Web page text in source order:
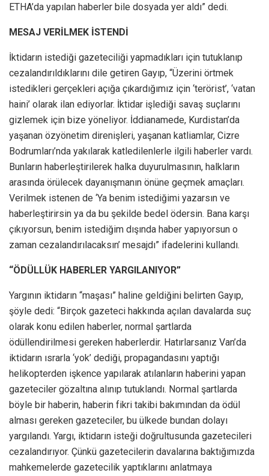
ETHA’da yapılan haberler bile dosyada yer aldı” dedi.
MESAJ VERİLMEK İSTENDİ
İktidarın istediği gazeteciliği yapmadıkları için tutuklanıp
cezalandırıldıklarını dile getiren Gayıp, “Üzerini örtmek
istedikleri gerçekleri açığa çıkardığımız için ‘terörist’, ‘vatan
haini’ olarak ilan ediyorlar. İktidar işlediği savaş suçlarını
gizlemek için bize yöneliyor. İddianamede, Kurdistan’da
yaşanan özyönetim direnişleri, yaşanan katliamlar, Cizre
Bodrumları’nda yakılarak katledilenlerle ilgili haberler vardı.
Bunların haberleştirilerek halka duyurulmasının, halkların
arasında örülecek dayanışmanın önüne geçmek amaçları.
Verilmek istenen de ‘Ya benim istediğimi yazarsın ve
haberleştirirsin ya da bu şekilde bedel ödersin. Bana karşı
çıkıyorsun, benim istediğim dışında haber yapıyorsun o
zaman cezalandırılacaksın’ mesajdı” ifadelerini kullandı.
“ÖDÜLLÜK HABERLER YARGILANIYOR”
Yargının iktidarın “maşası” haline geldiğini belirten Gayıp,
şöyle dedi: “Birçok gazeteci hakkında açılan davalarda suç
olarak konu edilen haberler, normal şartlarda
ödüllendirilmesi gereken haberlerdir. Hatırlarsanız Van’da
iktidarın ısrarla ‘yok’ dediği, propagandasını yaptığı
helikopterden işkence yapılarak atılanların haberini yapan
gazeteciler gözaltına alınıp tutuklandı. Normal şartlarda
böyle bir haberin, haberin fikri takibi bakımından da ödül
alması gereken gazeteciler, bu ülkede bundan dolayı
yargılandı. Yargı, iktidarın isteği doğrultusunda gazetecileri
cezalandırıyor. Çünkü gazetecilerin davalarına baktığımızda
mahkemelerde gazetecilik yaptıklarını anlatmaya